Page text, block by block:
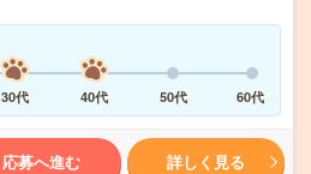
30代 40代 50代 60代
応募へ進む 詳しく見る